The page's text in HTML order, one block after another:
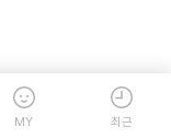
MY 최근